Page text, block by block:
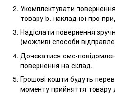
Укомплектувати
товару b. накладної про
Надіслати повернення
(можливі способи
Дочекатися смс-
повернення на склад.
Грошові кошти будуть
моменту прийняття товару